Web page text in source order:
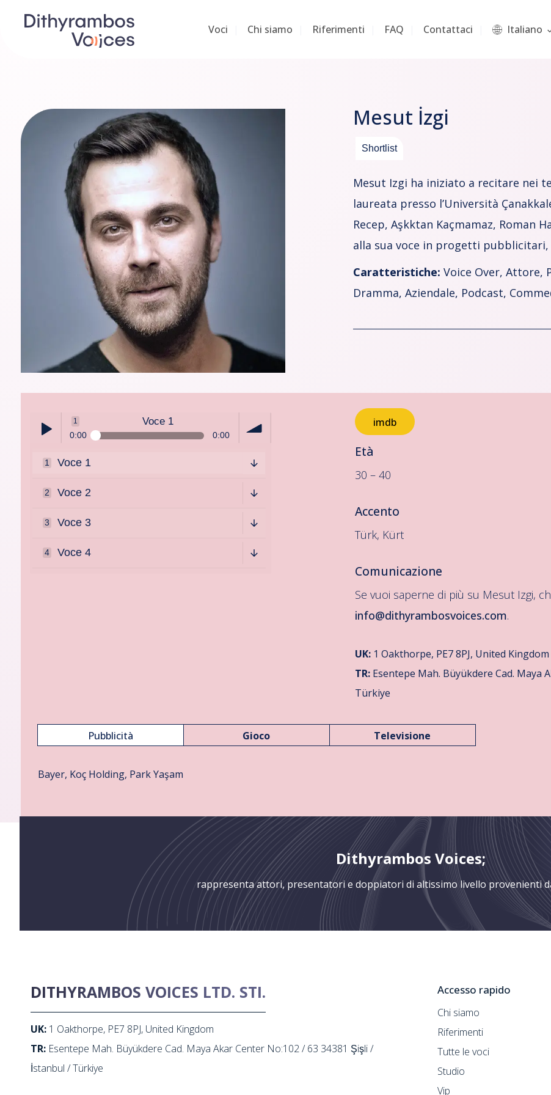
Voci Chi siamo Riferimenti FAQ Contattaci Italiano
Mesut İzgi
Shortlist
Mesut Izgi ha iniziato a recitare nei
laureata presso l’Università
Recep, Aşkktan Kaçmamaz, Roman
alla sua voce in progetti
Caratteristiche: Voice Over, Attore,
Dramma, Aziendale, Podcast,
Play /
Voce 1
1
0:00 0:00
volum
Voce 1
1
Voce 2
2
Voce 3
3
Voce 4
4
imdb
Età
30 – 40
Accento
Türk, Kürt
Comunicazione
Se vuoi saperne di più su Mesut Izgi,
info@dithyrambosvoices.com.
UK:1 Oakthorpe, PE7 8PJ, United Kingdom
TR:Esentepe Mah. Büyükdere Cad. Maya
Türkiye
Pubblicità Gioco Televisione
Bayer, Koç Holding, Park Yaşam
Dithyrambos Voices;
rappresenta attori, presentatori e doppiatori di altissimo livello provenienti
DITHYRAMBOS VOICES LTD. STI.
UK: 1 Oakthorpe, PE7 8PJ, United Kingdom
TR: Esentepe Mah. Büyükdere Cad. Maya Akar Center No:102 / 63 34381 Şişli /
İstanbul / Türkiye
Accesso rapido
Chi siamo
Riferimenti
Tutte le voci
Studio
Vip